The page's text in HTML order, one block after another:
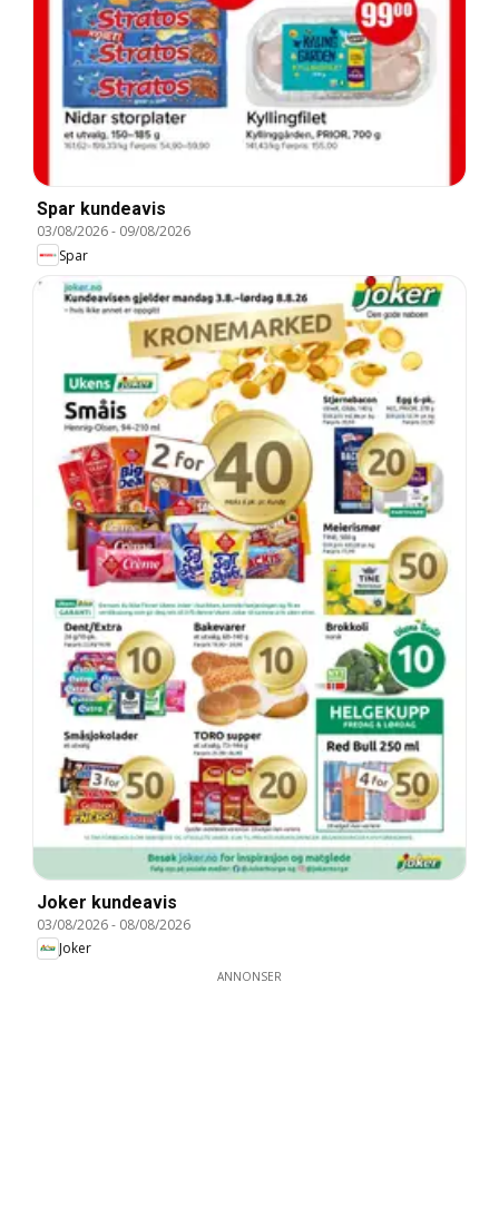
Spar kundeavis
03/08/2026- 09/08/2026
Spar
Joker kundeavis
03/08/2026- 08/08/2026
Joker
ANNONSER